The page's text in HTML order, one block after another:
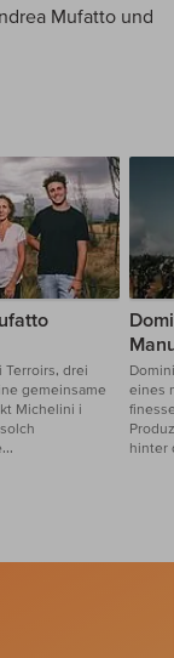
Mufatto und
Terroirs, drei
gemeinsame
Michelini i
eines
hinter